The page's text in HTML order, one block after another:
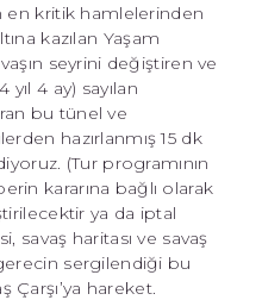
en kritik hamlelerinden
kazılan Yaşam
seyrini değiştiren ve
4 ay) sayılan
bu tünel ve
hazırlanmış 15 dk
(Tur programının
kararına bağlı olarak
ya da iptal
savaş haritası ve savaş
sergilendiği bu
hareket.